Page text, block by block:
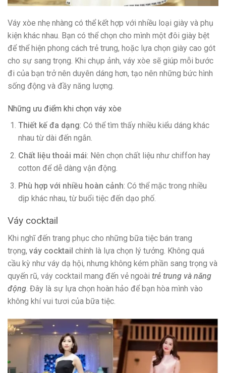
Váy xòe nhẹ nhàng có thể kết hợp với nhiều loại giày và phụ
kiện khác nhau. Bạn có thể chọn cho mình một đôi giày bệt
để thể hiện phong cách trẻ trung, hoặc lựa chọn giày cao gót
cho sự sang trọng. Khi chụp ảnh, váy xòe sẽ giúp mỗi bước
đi của bạn trở nên duyên dáng hơn, tạo nên những bức hình
sống động và đầy năng lượng.
Những ưu điểm khi chọn váy xòe
Thiết kế đa dạng: Có thể tìm thấy nhiều kiểu dáng khác
nhau từ dài đến ngắn.
Chất liệu thoải mái: Nên chọn chất liệu như chiffon hay
cotton để dễ dàng vận động.
Phù hợp với nhiều hoàn cảnh: Có thể mặc trong nhiều
dịp khác nhau, từ buổi tiệc đến dạo phố.
Váy cocktail
Khi nghĩ đến trang phục cho những bữa tiệc bán trang
trọng, váy cocktail chính là lựa chọn lý tưởng. Không quá
cầu kỳ như váy dạ hội, nhưng không kém phần sang trọng và
quyến rũ, váy cocktail mang đến vẻ ngoài trẻ trung và năng
động. Đây là sự lựa chọn hoàn hảo để bạn hòa mình vào
không khí vui tươi của bữa tiệc.